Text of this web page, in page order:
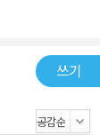
한국이라는
야기를 통해
쓰기